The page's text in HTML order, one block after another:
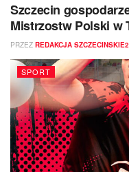
Szczecin
Mistrzostw Polski w
PRZEZ REDAKCJA
SPORT